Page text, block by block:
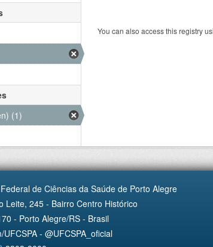
You can also access this registry
(1)
de Ciências da Saúde de Porto Alegre
Leite, 245 - Bairro Centro Histórico
- Porto Alegre/RS - Brasil
- @UFCSPA_oficial